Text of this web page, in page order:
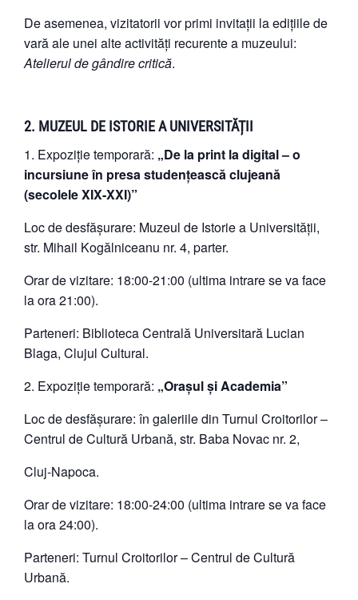
De asemenea, vizitatorii vor primi invitații la edițiile de
vară ale unei alte activități recurente a muzeului:
Atelierul de gândire critică.
2. MUZEUL DE ISTORIE A UNIVERSITĂȚII
Expoziție temporară: „De la print la digital – o
incursiune în presa studențească clujeană
(secolele XIX-XXI)”
Loc de desfășurare: Muzeul de Istorie a Universității,
str. Mihail Kogălniceanu nr. 4, parter.
Orar de vizitare: 18:00-21:00 (ultima intrare se va face
la ora 21:00).
Parteneri: Biblioteca Centrală Universitară Lucian
Blaga, Clujul Cultural.
Expoziție temporară: „Orașul și Academia”
Loc de desfășurare: în galeriile din Turnul Croitorilor –
Centrul de Cultură Urbană, str. Baba Novac nr. 2,
Cluj-Napoca.
Orar de vizitare: 18:00-24:00 (ultima intrare se va face
la ora 24:00).
Parteneri: Turnul Croitorilor – Centrul de Cultură
Urbană.